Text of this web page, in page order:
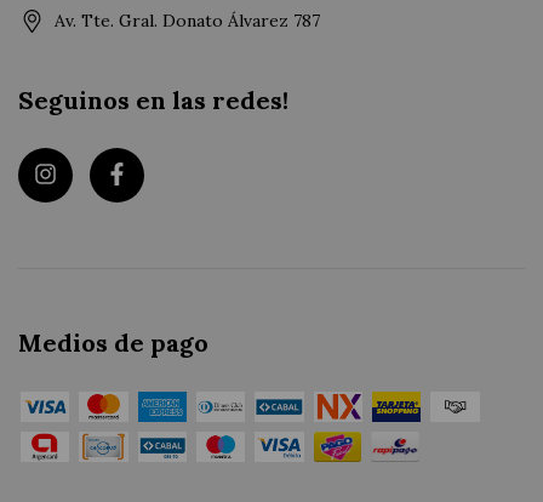
Av. Tte. Gral. Donato Álvarez 787
Seguinos en las redes!
Medios de pago